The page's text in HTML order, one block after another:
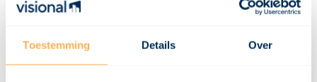
Toestemming Details Over